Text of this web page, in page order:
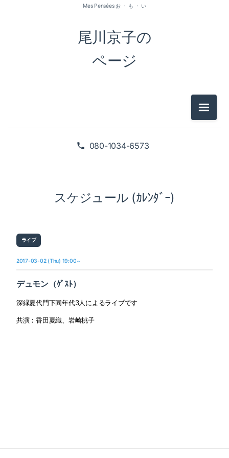
080-1034-6573
尾川京子の
ページ
Mes Pensées お ・ も ・ い
メニュ
スケジュール (ｶﾚﾝﾀﾞｰ)
ライブ
2017-03-02 (Thu) 19:00～
デュモン（ｹﾞｽﾄ）
深緑夏代門下同年代3人によるライブです
共演：香田夏織、岩崎桃子